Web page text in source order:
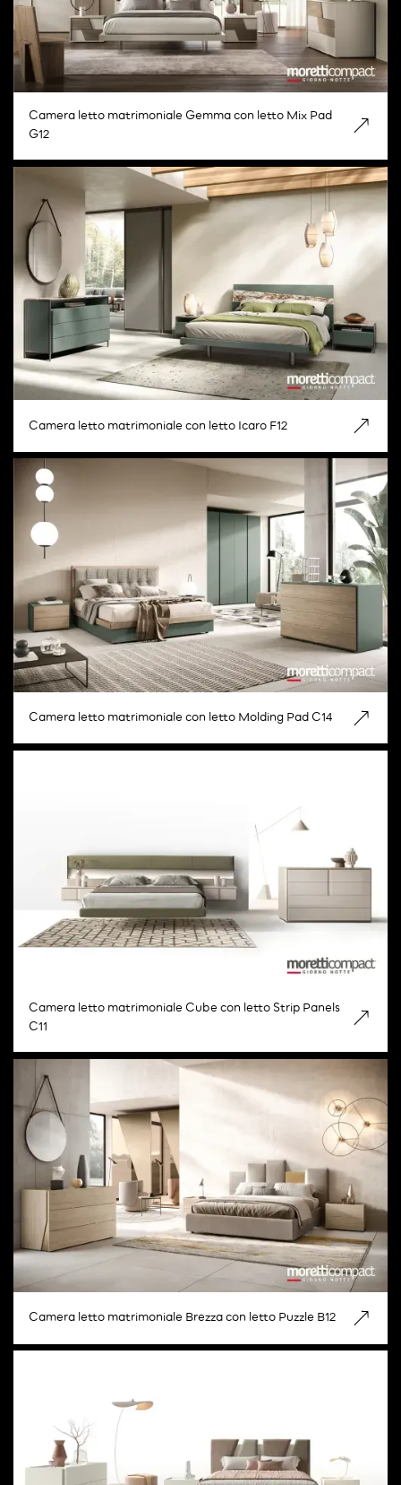
Camera letto matrimoniale Gemma con letto Mix Pad
G12
Camera letto matrimoniale con letto Icaro F12
Camera letto matrimoniale con letto Molding Pad C14
Camera letto matrimoniale Cube con letto Strip Panels
C11
Camera letto matrimoniale Brezza con letto Puzzle B12